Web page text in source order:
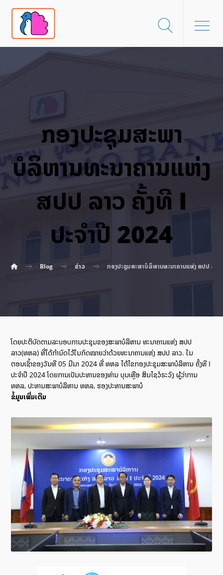
ກອງປະຊຸມສະພາ
ບໍລິຫານທະນາຄານແຫ່ງ
ສປປ ລາວ ຄັ້ງທີ I
ປະຈຳປີ 2024
Blog ຂ່າວ ກອງປະຊຸມສະພາບໍລິຫານທະນາຄານແຫ່ງ ສປປ ລາ
ໂດຍປະຕິບັດຕາມລະບອບການປະຊຸມຂອງສະພາບໍລິຫານ ທະນາຄານແຫ່ງ ສປປ
ລາວ(ທຫລ) ທີ່ໄດ້ກໍານົດໄວ້ໃນກົດໝາຍວ່າດ້ວຍທະນາຄານແຫ່ງ ສປປ ລາວ. ໃນ
ຕອນເຊົ້າຂອງວັນທີ 05 ມີນາ 2024 ທີ່ ທຫລ ໄດ້ໄຂກອງປະຊຸມສະພາບໍລິຫານ ຄັ້ງທີ I
ປະຈໍາປີ 2024 ໂດຍການເປັນປະທານຂອງທ່ານ ບຸນເຫຼືອ ສິນໄຊວໍຣະວົງ ຜູ້ວ່າການ
ທຫລ, ປະທານສະພາບໍລິຫານ ທຫລ, ຮອງປະທານສະພາບໍ
ຂໍ້ມູນເພີ່ມເຕີມ